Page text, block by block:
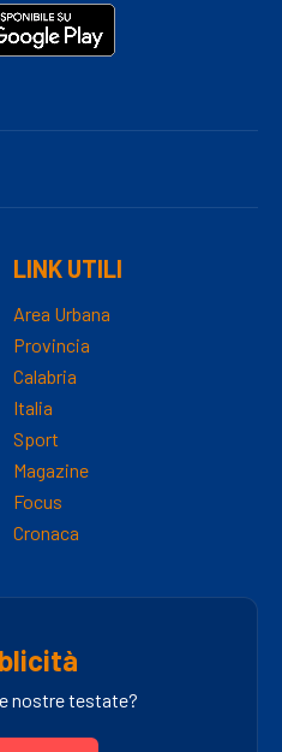
LINK UTILI
Area Urbana
Provincia
Calabria
Italia
Sport
Magazine
Focus
Cronaca
nostre testate?